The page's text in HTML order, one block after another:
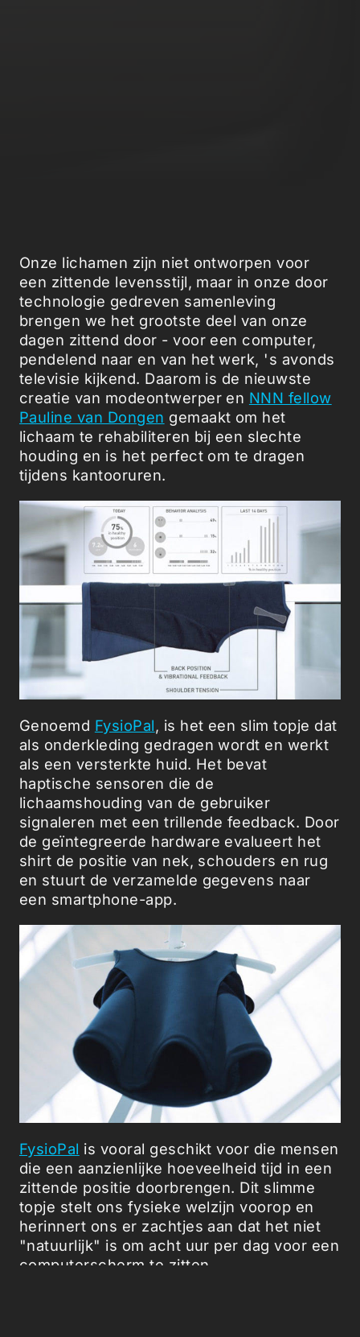
Onze lichamen zijn niet ontworpen voor
een zittende levensstijl, maar in onze door
technologie gedreven samenleving
brengen we het grootste deel van onze
dagen zittend door - voor een computer,
pendelend naar en van het werk, 's avonds
televisie kijkend. Daarom is de nieuwste
creatie van modeontwerper en NNN fellow
Pauline van Dongen gemaakt om het
lichaam te rehabiliteren bij een slechte
houding en is het perfect om te dragen
tijdens kantooruren.
Genoemd FysioPal, is het een slim topje dat
als onderkleding gedragen wordt en werkt
als een versterkte huid. Het bevat
haptische sensoren die de
lichaamshouding van de gebruiker
signaleren met een trillende feedback. Door
de geïntegreerde hardware evalueert het
shirt de positie van nek, schouders en rug
en stuurt de verzamelde gegevens naar
een smartphone-app.
FysioPal is vooral geschikt voor die mensen
die een aanzienlijke hoeveelheid tijd in een
zittende positie doorbrengen. Dit slimme
topje stelt ons fysieke welzijn voorop en
herinnert ons er zachtjes aan dat het niet
"natuurlijk" is om acht uur per dag voor een
computerscherm te zitten.